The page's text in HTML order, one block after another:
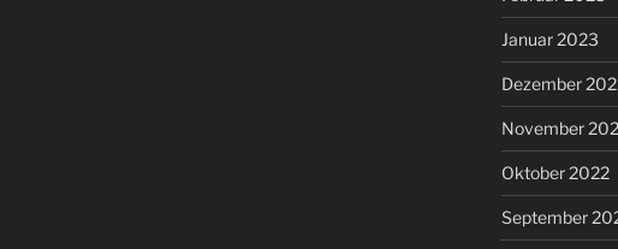
Januar 2023
Dezember
November
Oktober 2022
September